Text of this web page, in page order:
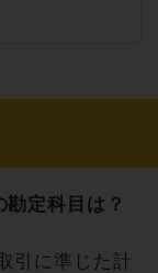
定科目は？
引に準じた計